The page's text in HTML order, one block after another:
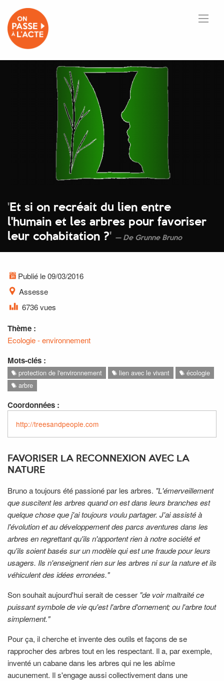
'Et si on recréait du lien entre
l'humain et les arbres pour favoriser
leur cohabitation ?' De Grunne Bruno
Publié le 09/03/2016
Assesse
6736 vues
Thème :
Ecologie - environnement
Mots-clés :
protection de l'environnement lien avec le vivant
écologie
arbre
Coordonnées :
http://treesandpeople.com
FAVORISER LA RECONNEXION AVEC LA
NATURE
Bruno a toujours été passioné par les arbres. "L'émerveillement
que suscitent les arbres quand on est dans leurs branches est
quelque chose que j'ai toujours voulu partager. J'ai assisté à
l'évolution et au développement des parcs aventures dans les
arbres en regrettant qu'ils n'apportent rien à notre société et
qu'ils soient basés sur un modèle qui est une fraude pour leurs
usagers. Ils n'enseignent rien sur les arbres ni sur la nature et ils
véhiculent des idées erronées."
Son souhait aujourd'hui serait de cesser "de voir maltraité ce
puissant symbole de vie qu'est l'arbre d'ornement; ou l'arbre tout
simplement."
Pour ça, il cherche et invente des outils et façons de se
rapprocher des arbres tout en les respectant. Il a, par exemple,
inventé un cabane dans les arbres qui ne les abîme
aucunement. Il s'engage aussi collectivement dans une